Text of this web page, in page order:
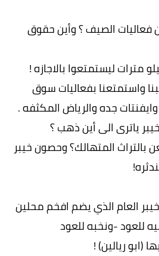
فعاليات الصيف ؟ وأين حقوق
مترات ليستمتعوا بالاجازه !
واستمتعنا بفعاليات سوق
جده والرياض المكثفه .
ياترى الى أين ذهب ؟
بالتراث المتهالك؟ وحصون خيبر
العام الذي يضم افخم محلين
للعود -ونخبه للعود
(ابو ريالين) !